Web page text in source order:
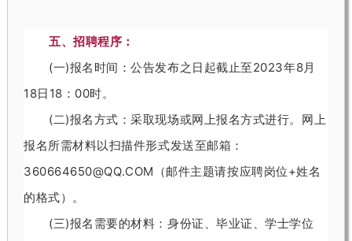
五、招聘程序：
(一)报名 时间 ：公告发布之 日 起截止至2023年8月
1 8日 18 ： 00时。
(二)报名方式 ：采取现场或网上报名方式进行。 网上
报名所需材料以扫描件形式发送至邮箱 ：
360664650@QQ.COM （邮件主题请按应聘岗位+姓名
的格式） 。
(三)报名 需要的材料 ： 身份证 、毕业证 、学士学位